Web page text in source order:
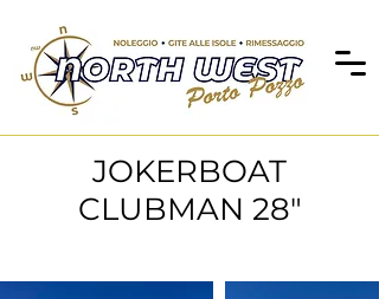
JOKERBOAT
CLUBMAN 28"